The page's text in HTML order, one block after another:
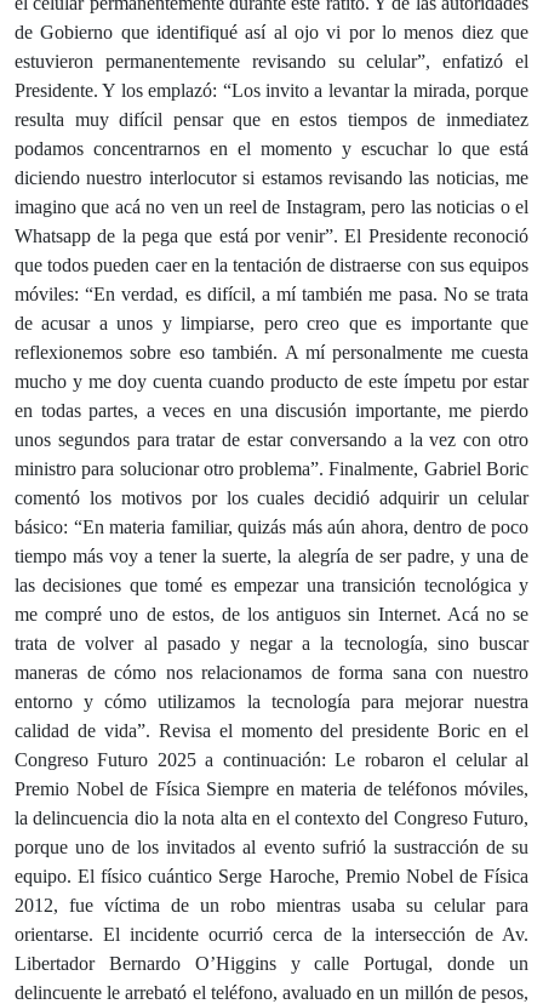
de Gobierno que identifiqué así al ojo vi por lo menos diez que
estuvieron permanentemente revisando su celular”, enfatizó el
Presidente. Y los emplazó: “Los invito a levantar la mirada, porque
resulta muy difícil pensar que en estos tiempos de inmediatez
podamos concentrarnos en el momento y escuchar lo que está
diciendo nuestro interlocutor si estamos revisando las noticias, me
imagino que acá no ven un reel de Instagram, pero las noticias o el
Whatsapp de la pega que está por venir”. El Presidente reconoció
que todos pueden caer en la tentación de distraerse con sus equipos
móviles: “En verdad, es difícil, a mí también me pasa. No se trata
de acusar a unos y limpiarse, pero creo que es importante que
reflexionemos sobre eso también. A mí personalmente me cuesta
mucho y me doy cuenta cuando producto de este ímpetu por estar
en todas partes, a veces en una discusión importante, me pierdo
unos segundos para tratar de estar conversando a la vez con otro
ministro para solucionar otro problema”. Finalmente, Gabriel Boric
comentó los motivos por los cuales decidió adquirir un celular
básico: “En materia familiar, quizás más aún ahora, dentro de poco
tiempo más voy a tener la suerte, la alegría de ser padre, y una de
las decisiones que tomé es empezar una transición tecnológica y
me compré uno de estos, de los antiguos sin Internet. Acá no se
trata de volver al pasado y negar a la tecnología, sino buscar
maneras de cómo nos relacionamos de forma sana con nuestro
entorno y cómo utilizamos la tecnología para mejorar nuestra
calidad de vida”. Revisa el momento del presidente Boric en el
Congreso Futuro 2025 a continuación: Le robaron el celular al
Premio Nobel de Física Siempre en materia de teléfonos móviles,
la delincuencia dio la nota alta en el contexto del Congreso Futuro,
porque uno de los invitados al evento sufrió la sustracción de su
equipo. El físico cuántico Serge Haroche, Premio Nobel de Física
2012, fue víctima de un robo mientras usaba su celular para
orientarse. El incidente ocurrió cerca de la intersección de Av.
Libertador Bernardo O’Higgins y calle Portugal, donde un
delincuente le arrebató el teléfono, avaluado en un millón de pesos,